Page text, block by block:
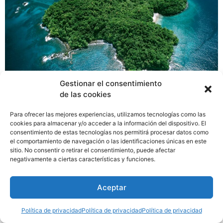
Gestionar el consentimiento
de las cookies
Para ofrecer las mejores experiencias, utilizamos tecnologías como las
cookies para almacenar y/o acceder a la información del dispositivo. El
consentimiento de estas tecnologías nos permitirá procesar datos como
el comportamiento de navegación o las identificaciones únicas en este
sitio. No consentir o retirar el consentimiento, puede afectar
negativamente a ciertas características y funciones.
Aceptar
Política de privacidadPolítica de privacidadPolítica de privacidad
La empresa Lindblad Expeditions ha manifestado su
Cristóbal y de Amador durante los años 2021-2022. Se
trata de 6 operaciones en el año 2021 y 14 operaciones
para el 2022 de Lindblad Expeditions que opera sus
cruceros de aventura con National Geographic y Ancon
Expeditions en Panamá.